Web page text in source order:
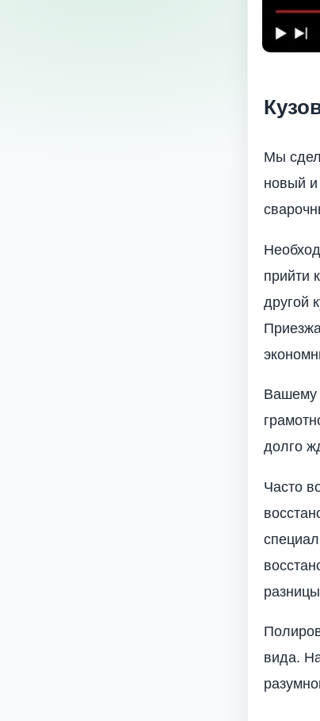
Мы
новый
прийти
другой
Вашему
долго
Часто
вида.